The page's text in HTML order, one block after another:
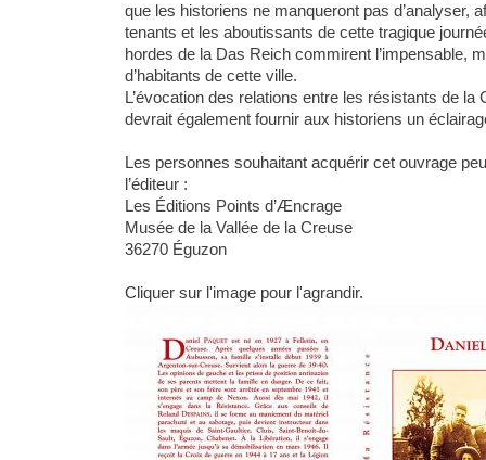
que les historiens ne manqueront pas d’analyser,
tenants et les aboutissants de cette tragique
hordes de la Das Reich commirent l’impensable,
d’habitants de cette ville.
L’évocation des relations entre les résistants de la
devrait également fournir aux historiens un
Les personnes souhaitant acquérir cet ouvrage
l’éditeur :
Les Éditions Points d’Æncrage
Musée de la Vallée de la Creuse
36270 Éguzon
Cliquer sur l'image pour l'agrandir.